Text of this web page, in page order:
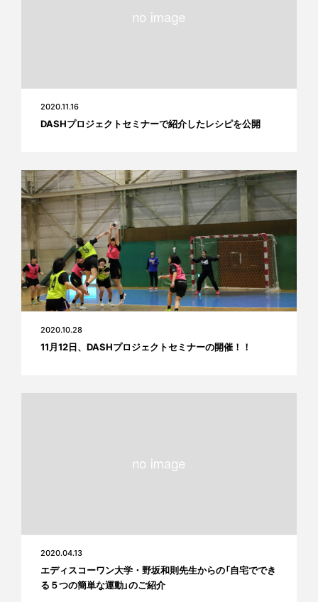
2020.11.16
DASHプロジェクトセミナーで紹介したレシピを公開
2020.10.28
11月12日、DASHプロジェクトセミナーの開催！！
2020.04.13
エディスコーワン大学・野坂和則先生からの「自宅ででき
る５つの簡単な運動」のご紹介